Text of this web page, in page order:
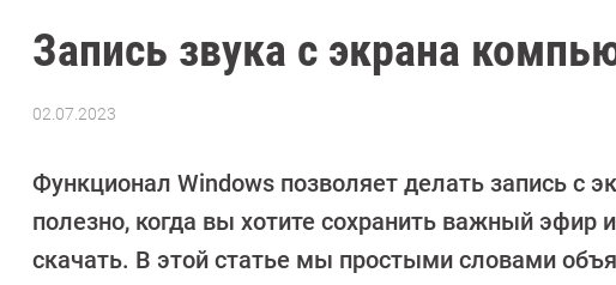
Запись звука с экрана
02.07.2023
Забубенин
Функционал Windows позволяет делать запись с
полезно, когда вы хотите сохранить важный
скачать. В этой статье мы простыми словами